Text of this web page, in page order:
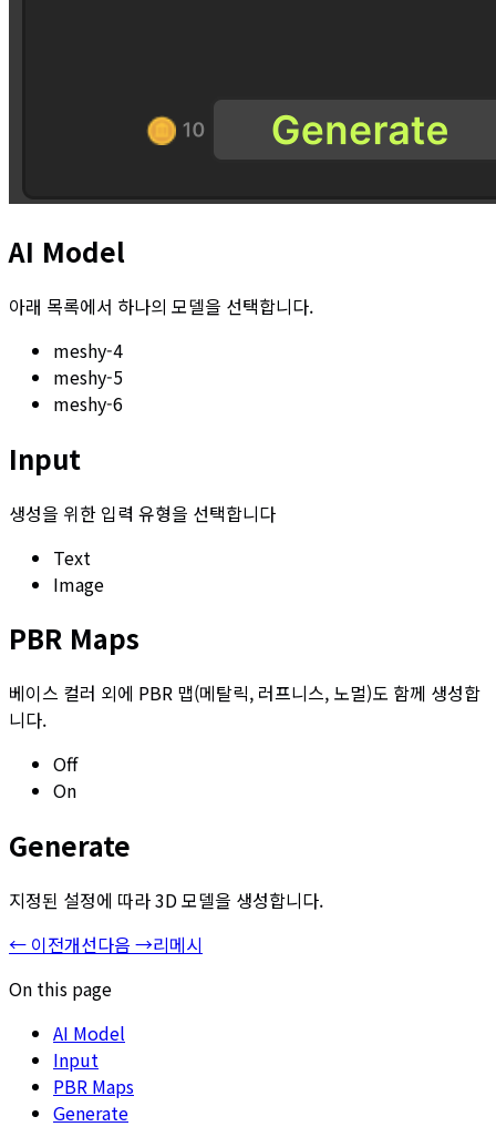
AI Model
아래 목록에서 하나의 모델을 선택합니다.
meshy-4
meshy-5
meshy-6
Input
생성을 위한 입력 유형을 선택합니다
Text
Image
PBR Maps
베이스 컬러 외에 PBR 맵(메탈릭, 러프니스, 노멀)도 함께 생성합
니다.
Off
On
Generate
지정된 설정에 따라 3D 모델을 생성합니다.
← 이전개선다음 →리메시
On this page
AI Model
Input
PBR Maps
Generate